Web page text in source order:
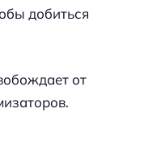
добиться
от